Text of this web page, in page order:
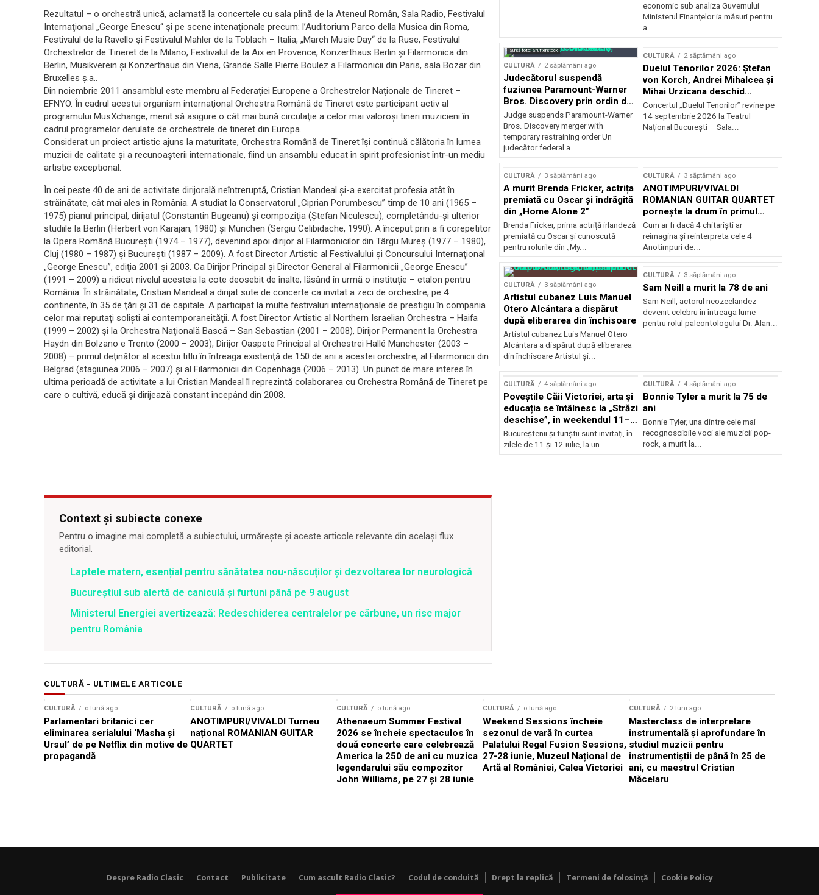
Rezultatul – o orchestră unică, aclamată la concertele cu sala plină de la Ateneul Român, Sala Radio, Festivalul
Internaţional „George Enescu“ şi pe scene intenaţionale precum: l’Auditorium Parco della Musica din Roma,
Festivalul de la Ravello şi Festivalul Mahler de la Toblach – Italia, „March Music Day“ de la Ruse, Festivalul
Orchestrelor de Tineret de la Milano, Festivalul de la Aix en Provence, Konzerthaus Berlin şi Filarmonica din
Berlin, Musikverein şi Konzerthaus din Viena, Grande Salle Pierre Boulez a Filarmonicii din Paris, sala Bozar din
Bruxelles ş.a..
Din noiembrie 2011 ansamblul este membru al Federaţiei Europene a Orchestrelor Naţionale de Tineret –
EFNYO. În cadrul acestui organism internaţional Orchestra Română de Tineret este participant activ al
programului MusXchange, menit să asigure o cât mai bună circulaţie a celor mai valoroşi tineri muzicieni în
cadrul programelor derulate de orchestrele de tineret din Europa.
Considerat un proiect artistic ajuns la maturitate, Orchestra Română de Tineret îşi continuă călătoria în lumea
muzicii de calitate şi a recunoaşterii internationale, fiind un ansamblu educat în spirit profesionist într-un mediu
artistic exceptional.
În cei peste 40 de ani de activitate dirijorală neîntreruptă, Cristian Mandeal şi-a exercitat profesia atât în
străinătate, cât mai ales în România. A studiat la Conservatorul „Ciprian Porumbescu” timp de 10 ani (1965 –
1975) pianul principal, dirijatul (Constantin Bugeanu) şi compoziţia (Ştefan Niculescu), completându-şi ulterior
studiile la Berlin (Herbert von Karajan, 1980) şi München (Sergiu Celibidache, 1990). A început prin a fi corepetitor
la Opera Română Bucureşti (1974 – 1977), devenind apoi dirijor al Filarmonicilor din Târgu Mureş (1977 – 1980),
Cluj (1980 – 1987) şi Bucureşti (1987 – 2009). A fost Director Artistic al Festivalului şi Concursului Internaţional
„George Enescu”, ediţia 2001 şi 2003. Ca Dirijor Principal şi Director General al Filarmonicii „George Enescu”
(1991 – 2009) a ridicat nivelul acesteia la cote deosebit de înalte, lăsând în urmă o instituţie – etalon pentru
România. În străinătate, Cristian Mandeal a dirijat sute de concerte ca invitat a zeci de orchestre, pe 4
continente, în 35 de ţări şi 31 de capitale. A participat la multe festivaluri internaţionale de prestigiu în compania
celor mai reputaţi solişti ai contemporaneităţii. A fost Director Artistic al Northern Israelian Orchestra – Haifa
(1999 – 2002) şi la Orchestra Naţională Bască – San Sebastian (2001 – 2008), Dirijor Permanent la Orchestra
Haydn din Bolzano e Trento (2000 – 2003), Dirijor Oaspete Principal al Orchestrei Hallé Manchester (2003 –
2008) – primul deţinător al acestui titlu în întreaga existenţă de 150 de ani a acestei orchestre, al Filarmonicii din
Belgrad (stagiunea 2006 – 2007) şi al Filarmonicii din Copenhaga (2006 – 2013). Un punct de mare interes în
ultima perioadă de activitate a lui Cristian Mandeal îl reprezintă colaborarea cu Orchestra Română de Tineret pe
care o cultivă, educă şi dirijează constant începând din 2008.
Context și subiecte conexe
Pentru o imagine mai completă a subiectului, urmărește și aceste articole relevante din același flux
editorial.
Laptele matern, esențial pentru sănătatea nou-născuților și dezvoltarea lor neurologică
Bucureștiul sub alertă de caniculă și furtuni până pe 9 august
Ministerul Energiei avertizează: Redeschiderea centralelor pe cărbune, un risc major
pentru România
economic sub analiza Guvernului
Ministerul Finanțelor ia măsuri pentru
a...
Sursă foto: Shutterstock
CULTURĂ 2 săptămâni ago
Judecătorul suspendă
fuziunea Paramount-Warner
Bros. Discovery prin ordin de
restricție temporară
Judge suspends Paramount-Warner
Bros. Discovery merger with
temporary restraining order Un
judecător federal a...
CULTURĂ 2 săptămâni ago
Duelul Tenorilor 2026: Ștefan
von Korch, Andrei Mihalcea și
Mihai Urzicana deschid
stagiunea Musical
Extravaganza la TNB
Concertul „Duelul Tenorilor” revine pe
14 septembrie 2026 la Teatrul
Național București – Sala...
CULTURĂ 3 săptămâni ago
A murit Brenda Fricker, actrița
premiată cu Oscar și îndrăgită
din „Home Alone 2”
Brenda Fricker, prima actriță irlandeză
premiată cu Oscar și cunoscută
pentru rolurile din „My...
CULTURĂ 3 săptămâni ago
ANOTIMPURI/VIVALDI
ROMANIAN GUITAR QUARTET
pornește la drum în primul
turneu național
Cum ar fi dacă 4 chitarişti ar
reimagina şi reinterpreta cele 4
Anotimpuri de...
CULTURĂ 3 săptămâni ago
Artistul cubanez Luis Manuel
Otero Alcántara a dispărut
după eliberarea din închisoare
Artistul cubanez Luis Manuel Otero
Alcántara a dispărut după eliberarea
din închisoare Artistul și...
CULTURĂ 3 săptămâni ago
Sam Neill a murit la 78 de ani
Sam Neill, actorul neozeelandez
devenit celebru în întreaga lume
pentru rolul paleontologului Dr. Alan...
CULTURĂ 4 săptămâni ago
Poveștile Căii Victoriei, arta și
educația se întâlnesc la „Străzi
deschise”, în weekendul 11–
12 iulie
Bucureștenii și turiștii sunt invitați, în
zilele de 11 și 12 iulie, la un...
CULTURĂ 4 săptămâni ago
Bonnie Tyler a murit la 75 de
ani
Bonnie Tyler, una dintre cele mai
recognoscibile voci ale muzicii pop-
rock, a murit la...
CULTURĂ - ULTIMELE ARTICOLE
CULTURĂ o lună ago
Parlamentari britanici cer
eliminarea serialului ‘Masha și
Ursul’ de pe Netflix din motive de
propagandă
CULTURĂ o lună ago
ANOTIMPURI/VIVALDI Turneu
național ROMANIAN GUITAR
QUARTET
CULTURĂ o lună ago
Athenaeum Summer Festival
2026 se încheie spectaculos în
două concerte care celebrează
America la 250 de ani cu muzica
legendarului său compozitor
John Williams, pe 27 și 28 iunie
CULTURĂ o lună ago
Weekend Sessions încheie
sezonul de vară în curtea
Palatului Regal Fusion Sessions,
27-28 iunie, Muzeul Național de
Artă al României, Calea Victoriei
CULTURĂ 2 luni ago
Masterclass de interpretare
instrumentală și aprofundare în
studiul muzicii pentru
instrumentiștii de până în 25 de
ani, cu maestrul Cristian
Măcelaru
Despre Radio Clasic Contact Publicitate Cum ascult Radio Clasic? Codul de conduită Drept la replică Termeni de folosință Cookie Policy